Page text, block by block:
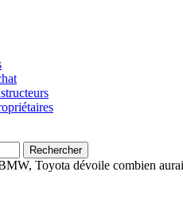
Toyota dévoile combien